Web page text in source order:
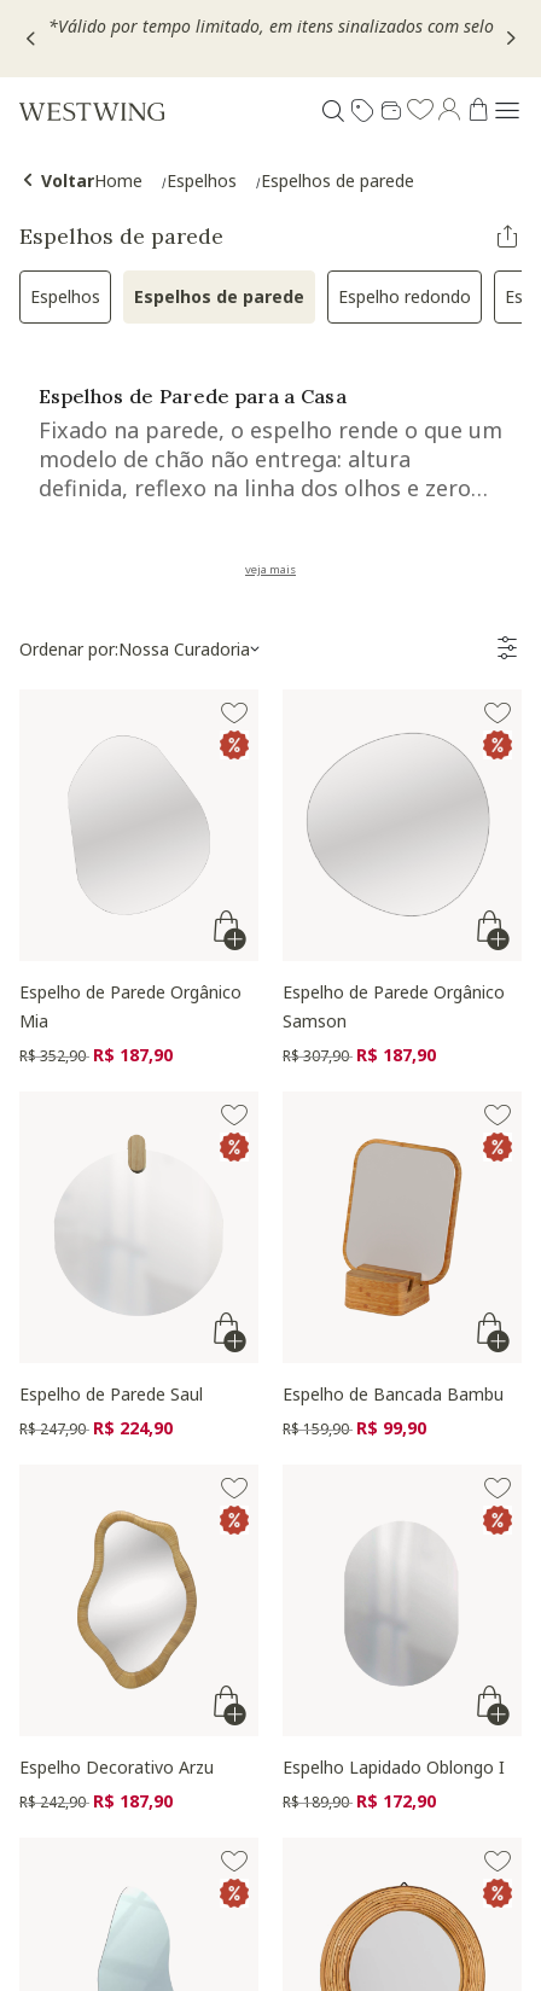
Escolha seu VOUCHER e ganhe até 30% OFF*: useMOVEL30,
VoltarHome Espelhos Espelhos de parede
Espelhos de parede
EspelhosRefinar por Categoria: Espelhos
Espelhos de paredeSelected Atualmente refinado por
Espelho redondo
Refinar por
Espelhos de Parede para a Casa
Fixado na parede, o espelho rende o que um
modelo de chão não entrega: altura
definida, reflexo na linha dos olhos e zero
segue pela moldura que conversa com o
o peso do vidro. Na Westwing você encontra
espelho redondo, retangular, orgânico e
Ordenar por:Nossa Curadoria
Espelho de Parede Orgânico
Mia
Preço reduzido de
R$ 352,90 para
R$ 187,90
Espelho de Parede Orgânico
Samson
Preço reduzido de
R$ 307,90 para
R$ 187,90
Espelho de Parede Saul
Preço reduzido de
R$ 247,90 para
R$ 224,90
Espelho de Bancada Bambu
Preço reduzido de
R$ 159,90 para
R$ 99,90
Espelho Decorativo Arzu
Preço reduzido de
R$ 242,90 para
R$ 187,90
Espelho Lapidado Oblongo I
Preço reduzido de
R$ 189,90 para
R$ 172,90